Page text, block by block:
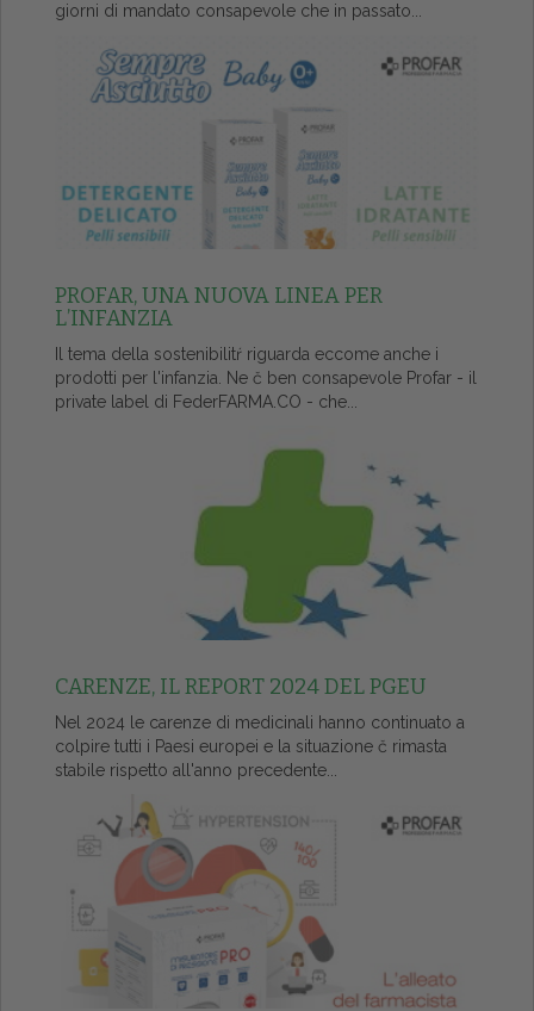
giorni di mandato consapevole che in passato...
PROFAR, UNA NUOVA LINEA PER
L’INFANZIA
Il tema della sostenibilitŕ riguarda eccome anche i
prodotti per l'infanzia. Ne č ben consapevole Profar - il
private label di FederFARMA.CO - che...
CARENZE, IL REPORT 2024 DEL PGEU
Nel 2024 le carenze di medicinali hanno continuato a
colpire tutti i Paesi europei e la situazione č rimasta
stabile rispetto all'anno precedente...